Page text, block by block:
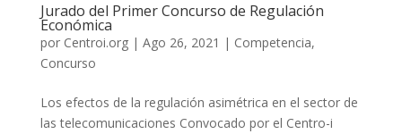
Jurado del Primer Concurso de Regulación
Económica
por Centroi.org| Ago 26, 2021 | Competencia,
Concurso
Los efectos de la regulación asimétrica en el sector de
las telecomunicaciones Convocado por el Centro-i